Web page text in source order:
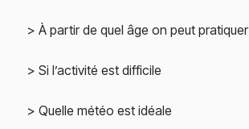
> À partir de quel âge on peut pratiquer
> Si l’activité est difficile
> Quelle météo est idéale